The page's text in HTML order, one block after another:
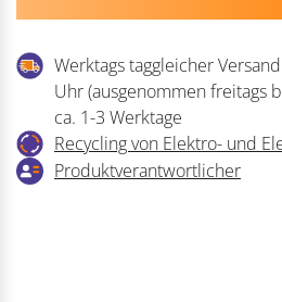
Werktags taggleicher
Uhr (ausgenommen freitags
ca. 1-3 Werktage
Recycling von Elektro- und
Produktverantwortlicher